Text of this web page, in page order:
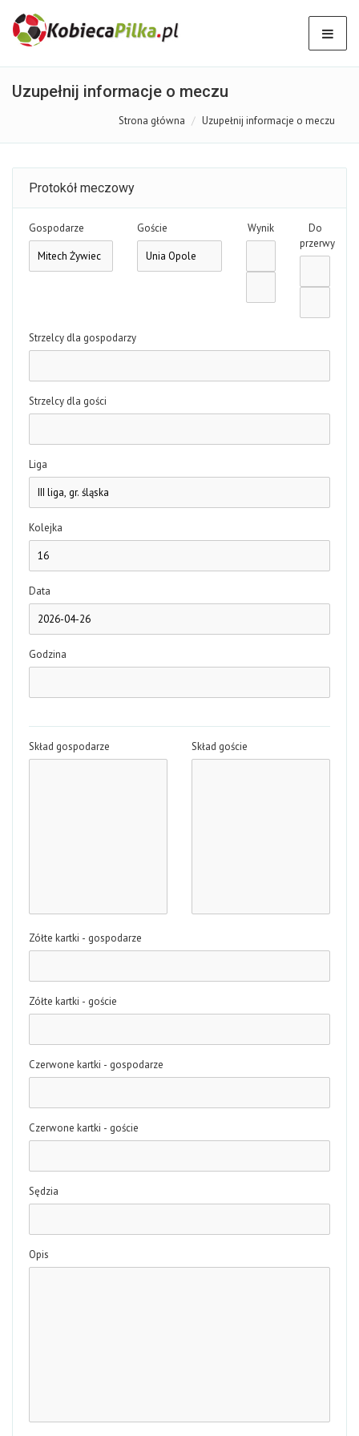
Uzupełnij informacje o meczu
Strona główna Uzupełnij informacje o meczu
Protokół meczowy
Gospodarze Goście Wynik
Do
przerwy
Strzelcy dla gospodarzy
Strzelcy dla gości
Liga
Kolejka
Data
Godzina
Skład gospodarze Skład goście
Zółte kartki - gospodarze
Zółte kartki - goście
Czerwone kartki - gospodarze
Czerwone kartki - goście
Sędzia
Opis